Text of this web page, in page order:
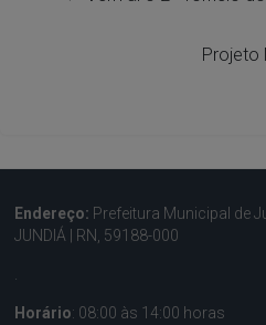
Projeto
Endereço: Prefeitura Municipal de
JUNDIÁ | RN, 59188-000
Horário: 08:00 às 14:00 horas